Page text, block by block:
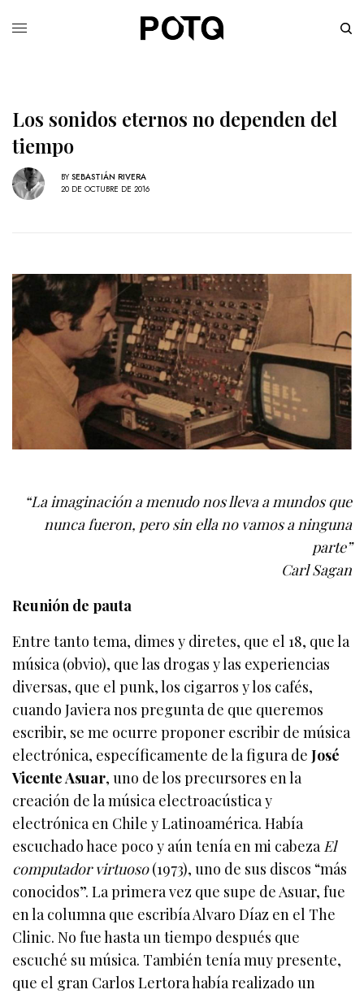
Los sonidos eternos no dependen del
tiempo
BY SEBASTIÁN RIVERA
20 DE OCTUBRE DE 2016
“La imaginación a menudo nos lleva a mundos que
nunca fueron, pero sin ella no vamos a ninguna
parte”
Carl Sagan
Reunión de pauta
Entre tanto tema, dimes y diretes, que el 18, que la
música (obvio), que las drogas y las experiencias
diversas, que el punk, los cigarros y los cafés,
cuando Javiera nos pregunta de que queremos
escribir, se me ocurre proponer escribir de música
electrónica, específicamente de la figura de José
Vicente Asuar, uno de los precursores en la
creación de la música electroacústica y
electrónica en Chile y Latinoamérica. Había
escuchado hace poco y aún tenía en mi cabezaEl
computador virtuoso(1973), uno de sus discos “más
conocidos”. La primera vez que supe de Asuar, fue
en la columna que escribía Alvaro Díaz en el The
Clinic. No fue hasta un tiempo después que
escuché su música. También tenía muy presente,
que el gran Carlos Lertora había realizado un